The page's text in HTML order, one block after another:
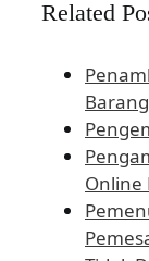
Related
Barang
Online